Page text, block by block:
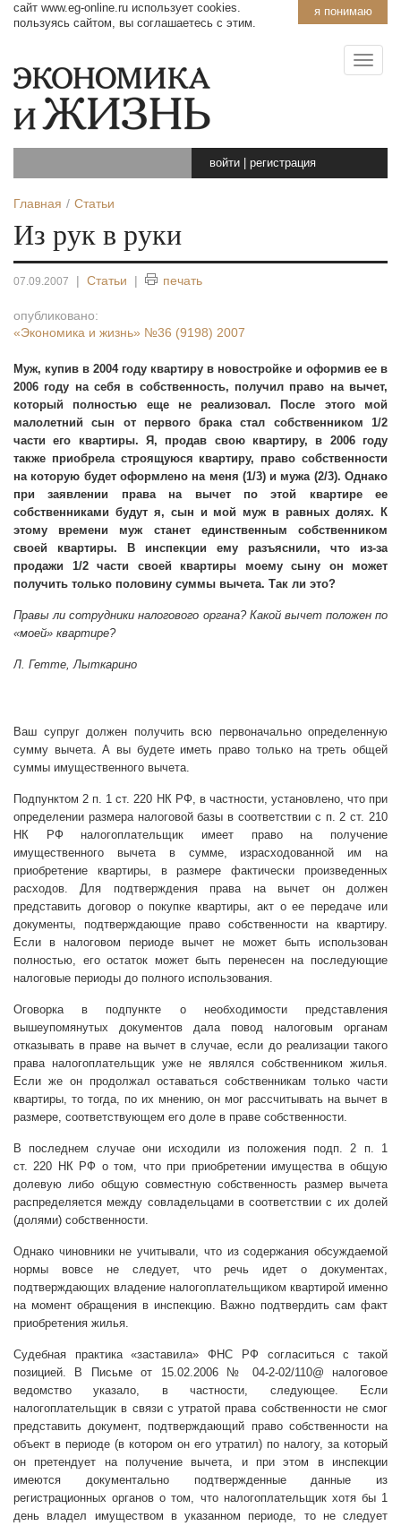
я понимаю
сайт www.eg-online.ru использует cookies.
пользуясь сайтом, вы соглашаетесь с этим.
войти регистрация
Главная Статьи
Из рук в руки
07.09.2007 | Статьи | печать
опубликовано:
«Экономика и жизнь» №36 (9198) 2007
Муж, купив в 2004 году квартиру в новостройке и оформив ее в
2006 году на себя в собственность, получил право на вычет,
который полностью еще не реализовал. После этого мой
малолетний сын от первого брака стал собственником 1/2
части его квартиры. Я, продав свою квартиру, в 2006 году
также приобрела строящуюся квартиру, право собственности
на которую будет оформлено на меня (1/3) и мужа (2/3). Однако
при заявлении права на вычет по этой квартире ее
собственниками будут я, сын и мой муж в равных долях. К
этому времени муж станет единственным собственником
своей квартиры. В инспекции ему разъяснили, что из-за
продажи 1/2 части своей квартиры моему сыну он может
получить только половину суммы вычета. Так ли это?
Правы ли сотрудники налогового органа? Какой вычет положен по
«моей» квартире?
Л. Гетте, Лыткарино
Ваш супруг должен получить всю первоначально определенную
сумму вычета. А вы будете иметь право только на треть общей
суммы имущественного вычета.
Подпунктом 2 п. 1 ст. 220 НК РФ, в частности, установлено, что при
определении размера налоговой базы в соответствии с п. 2 ст. 210
НК РФ налогоплательщик имеет право на получение
имущественного вычета в сумме, израсходованной им на
приобретение квартиры, в размере фактически произведенных
расходов. Для подтверждения права на вычет он должен
представить договор о покупке квартиры, акт о ее передаче или
документы, подтверждающие право собственности на квартиру.
Если в налоговом периоде вычет не может быть использован
полностью, его остаток может быть перенесен на последующие
налоговые периоды до полного использования.
Оговорка в подпункте о необходимости представления
вышеупомянутых документов дала повод налоговым органам
отказывать в праве на вычет в случае, если до реализации такого
права налогоплательщик уже не являлся собственником жилья.
Если же он продолжал оставаться собственникам только части
квартиры, то тогда, по их мнению, он мог рассчитывать на вычет в
размере, соответствующем его доле в праве собственности.
В последнем случае они исходили из положения подп. 2 п. 1
ст. 220 НК РФ о том, что при приобретении имущества в общую
долевую либо общую совместную собственность размер вычета
распределяется между совладельцами в соответствии с их долей
(долями) собственности.
Однако чиновники не учитывали, что из содержания обсуждаемой
нормы вовсе не следует, что речь идет о документах,
подтверждающих владение налогоплательщиком квартирой именно
на момент обращения в инспекцию. Важно подтвердить сам факт
приобретения жилья.
Судебная практика «заставила» ФНС РФ согласиться с такой
позицией. В Письме от 15.02.2006 № 04-2-02/110@ налоговое
ведомство указало, в частности, следующее. Если
налогоплательщик в связи с утратой права собственности не смог
представить документ, подтверждающий право собственности на
объект в периоде (в котором он его утратил) по налогу, за который
он претендует на получение вычета, и при этом в инспекции
имеются документально подтвержденные данные из
регистрационных органов о том, что налогоплательщик хотя бы 1
день владел имуществом в указанном периоде, то не следует